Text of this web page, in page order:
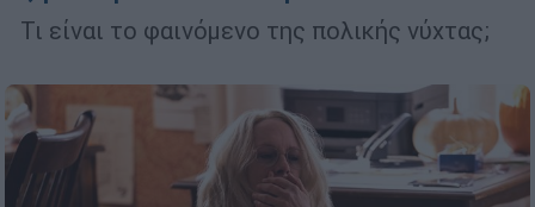
Τι είναι το φαινόμενο της πολικής νύχτας;